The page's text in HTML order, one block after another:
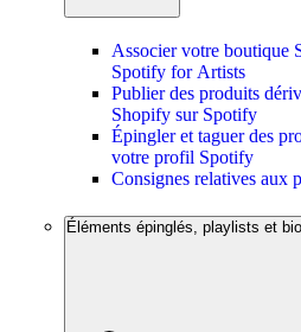
Associer votre boutique
Spotify for Artists
Publier des produits
Shopify sur Spotify
Épingler et taguer des
votre profil Spotify
Consignes relatives aux
Éléments épinglés, playlists et